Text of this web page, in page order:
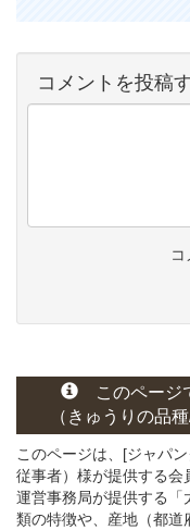
コメントを投稿
このページ
（きゅうりの品種
このページは、[ジャパ
従事者）様が提供する会
運営事務局が提供する「
類の特徴や、産地（都道